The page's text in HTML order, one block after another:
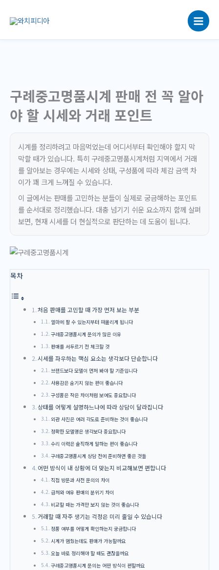
로
구례중고명품시계 판매 전 꼭 알아
야 할 시세와 거래 포인트
시계를 정리하려고 마음먹었는데 어디서부터 확인해야 할지 막
막할 때가 있습니다. 특히 구례중고명품시계처럼 지역에서 거래
를 알아보는 경우에는 시세와 상태, 구성품에 따라 체감 금액 차
이가 꽤 크게 느껴질 수 있습니다.
이 글에서는 판매를 고민하는 분들이 실제로 궁금해하는 포인트
를 순서대로 정리했습니다. 대충 넘기기 쉬운 요소까지 함께 살펴
보면, 현재 시세를 더 현실적으로 판단하는 데 도움이 됩니다.
목차
처음 판매를 고민할 때 가장 먼저 보는 부분
얼마에 팔 수 있는지부터 떠올리게 됩니다
구례중고명품시계 문의가 많은 이유
판매를 서두르기 전 체크할 것
시세를 좌우하는 핵심 요소는 생각보다 단순합니다
브랜드보다 모델이 먼저 봐야 할 기준입니다
사용감은 숨기지 않는 편이 좋습니다
구성품은 작은 차이처럼 보여도 중요합니다
상태를 어떻게 설명하느냐에 따라 상담이 달라집니다
외관 사진은 여러 각도로 준비하는 것이 좋습니다
정확한 모델명은 생각보다 중요합니다
수리 이력은 솔직하게 말하는 편이 좋습니다
구례중고명품시계 상담 전에 준비하면 좋은 것들
어떤 방식이 내 상황에 더 맞는지 비교해보면 편합니다
직접 방문과 사전 문의의 차이
급처와 여유 판매의 분위기 차이
비교할 때는 가격만 보지 않는 것이 좋습니다
거래할 때 자주 생기는 걱정은 미리 줄일 수 있습니다
정품 여부를 어떻게 확인하는지 궁금합니다
시계가 멈췄는데도 판매가 가능할까요
오늘 바로 정리해야 할 때도 괜찮을까요
구례중고명품시계 문의는 어떤 방식이 편할까요